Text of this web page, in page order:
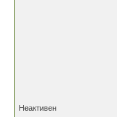
Неактивен